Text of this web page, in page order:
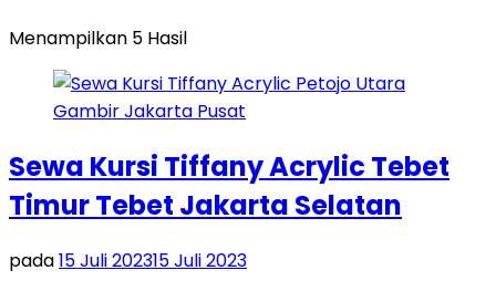
Menampilkan 5 Hasil
Sewa Kursi Tiffany Acrylic Tebet
Timur Tebet Jakarta Selatan
pada15 Juli 202315 Juli 2023